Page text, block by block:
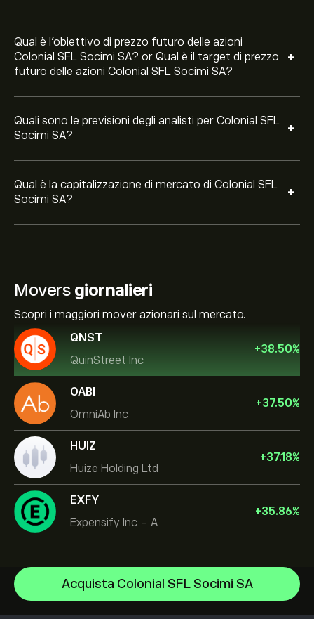
Qual è l'obiettivo di prezzo futuro delle azioni
Colonial SFL Socimi SA? or Qual è il target di prezzo
futuro delle azioni Colonial SFL Socimi SA?
+
Quali sono le previsioni degli analisti per Colonial SFL
Socimi SA?
+
Qual è la capitalizzazione di mercato di Colonial SFL
Socimi SA?
+
Movers giornalieri
Scopri i maggiori mover azionari sul mercato.
QNST
QuinStreet Inc
+38.50%
OABI
OmniAb Inc
+37.50%
HUIZ
Huize Holding Ltd
+37.18%
EXFY
Expensify Inc - A
+35.86%
Acquista Colonial SFL Socimi SA
NVIDIA Corporation
Amazon.com Inc